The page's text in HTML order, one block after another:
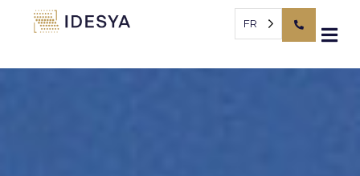
FR
Panneau de gestion des cookies